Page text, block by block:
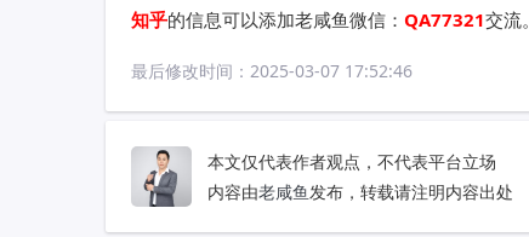
知乎的信息可以添加老咸鱼微信： QA77321交流。
最后修改时间： 2025-03-07 17:52:46
本文仅代表作者观点，不代表平台立场
内容由老咸鱼发布，转载请注明内容出处